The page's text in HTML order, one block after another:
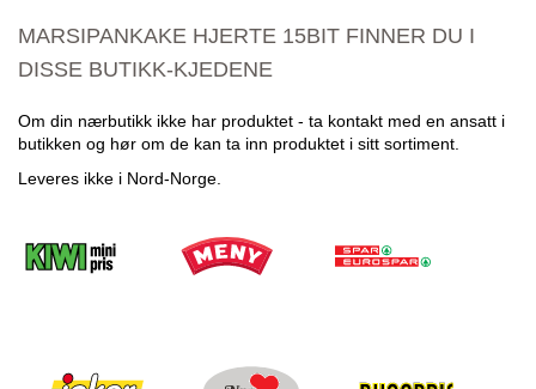
MARSIPANKAKE HJERTE 15BIT FINNER DU I
DISSE BUTIKK-KJEDENE
Om din nærbutikk ikke har produktet - ta kontakt med en ansatt i
butikken og hør om de kan ta inn produktet i sitt sortiment.
Leveres ikke i Nord-Norge.